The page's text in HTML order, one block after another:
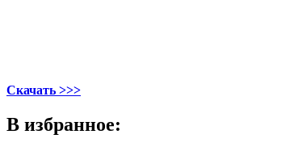
Скачать >>>
В избранное: